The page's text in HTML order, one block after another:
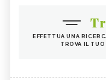
EFFETTUA UNA
TROVA IL